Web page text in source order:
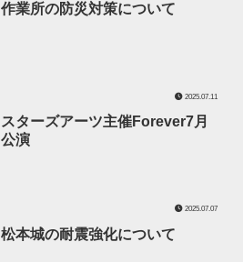
作業所の防災対策について
2025.07.11
スターズアーツ主催Forever7月
公演
2025.07.07
松本城の耐震強化について